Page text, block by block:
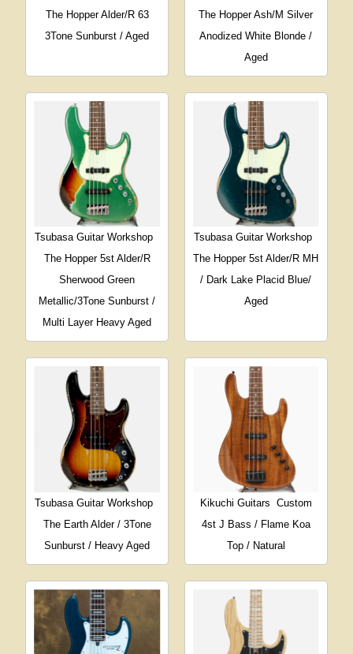
The Hopper Alder/R 63
3Tone Sunburst / Aged
The Hopper Ash/M Silver
Anodized White Blonde /
Aged
Tsubasa Guitar Workshop
The Hopper 5st Alder/R
Sherwood Green
Metallic/3Tone Sunburst /
Multi Layer Heavy Aged
Tsubasa Guitar Workshop
The Hopper 5st Alder/R MH
/ Dark Lake Placid Blue/
Aged
Tsubasa Guitar Workshop
The Earth Alder / 3Tone
Sunburst / Heavy Aged
Kikuchi Guitars Custom
4st J Bass / Flame Koa
Top / Natural